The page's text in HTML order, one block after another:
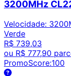
3200MHz
Velocidade:
Verde
R$ 739,03
ou R$ 777,90
PromoScore:100